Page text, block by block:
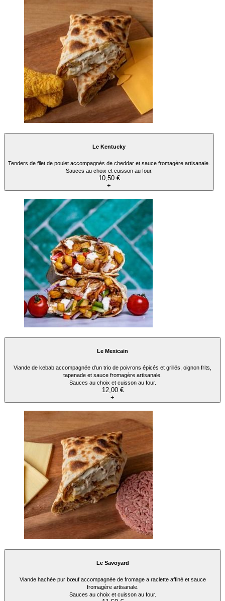
Le Kentucky
Tenders de filet de poulet accompagnés de cheddar et sauce fromagère artisanale.
Sauces au choix et cuisson au four.
10,50 €
+
Le Mexicain
Viande de kebab accompagnée d'un trio de poivrons épicés et grillés, oignon frits,
tapenade et sauce fromagère artisanale.
Sauces au choix et cuisson au four.
12,00 €
+
Le Savoyard
Viande hachée pur bœuf accompagnée de fromage a raclette affiné et sauce
fromagère artisanale.
Sauces au choix et cuisson au four.